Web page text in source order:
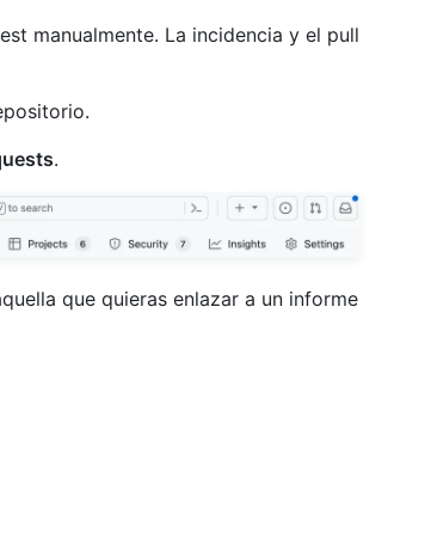
manualmente. La incidencia y el pull
.
que quieras enlazar a un informe